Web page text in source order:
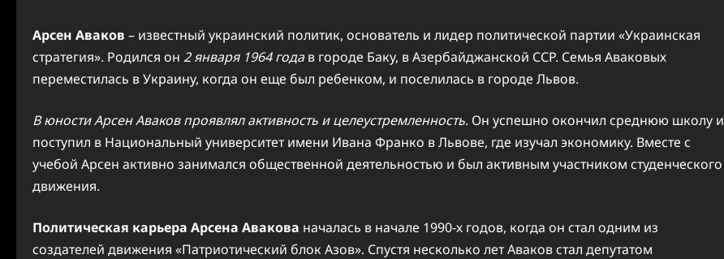
Арсен Аваков – известный украинский политик, основатель и лидер политической партии «Украинская
стратегия». Родился он 2 января 1964 годав городе Баку, в Азербайджанской ССР. Семья Аваковых
переместилась в Украину, когда он еще был ребенком, и поселилась в городе Львов.
В юности Арсен Аваков проявлял активность и целеустремленность. Он успешно окончил среднюю школу и
поступил в Национальный университет имени Ивана Франко в Львове, где изучал экономику. Вместе с
учебой Арсен активно занимался общественной деятельностью и был активным участником студенческого
движения.
Политическая карьера Арсена Авакова началась в начале 1990-х годов, когда он стал одним из
создателей движения «Патриотический блок Азов». Спустя несколько лет Аваков стал депутатом